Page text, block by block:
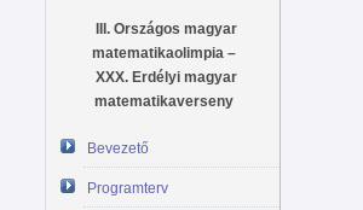
III. Országos magyar
matematikaolimpia –
XXX. Erdélyi magyar
matematikaverseny
Bevezető
Programterv